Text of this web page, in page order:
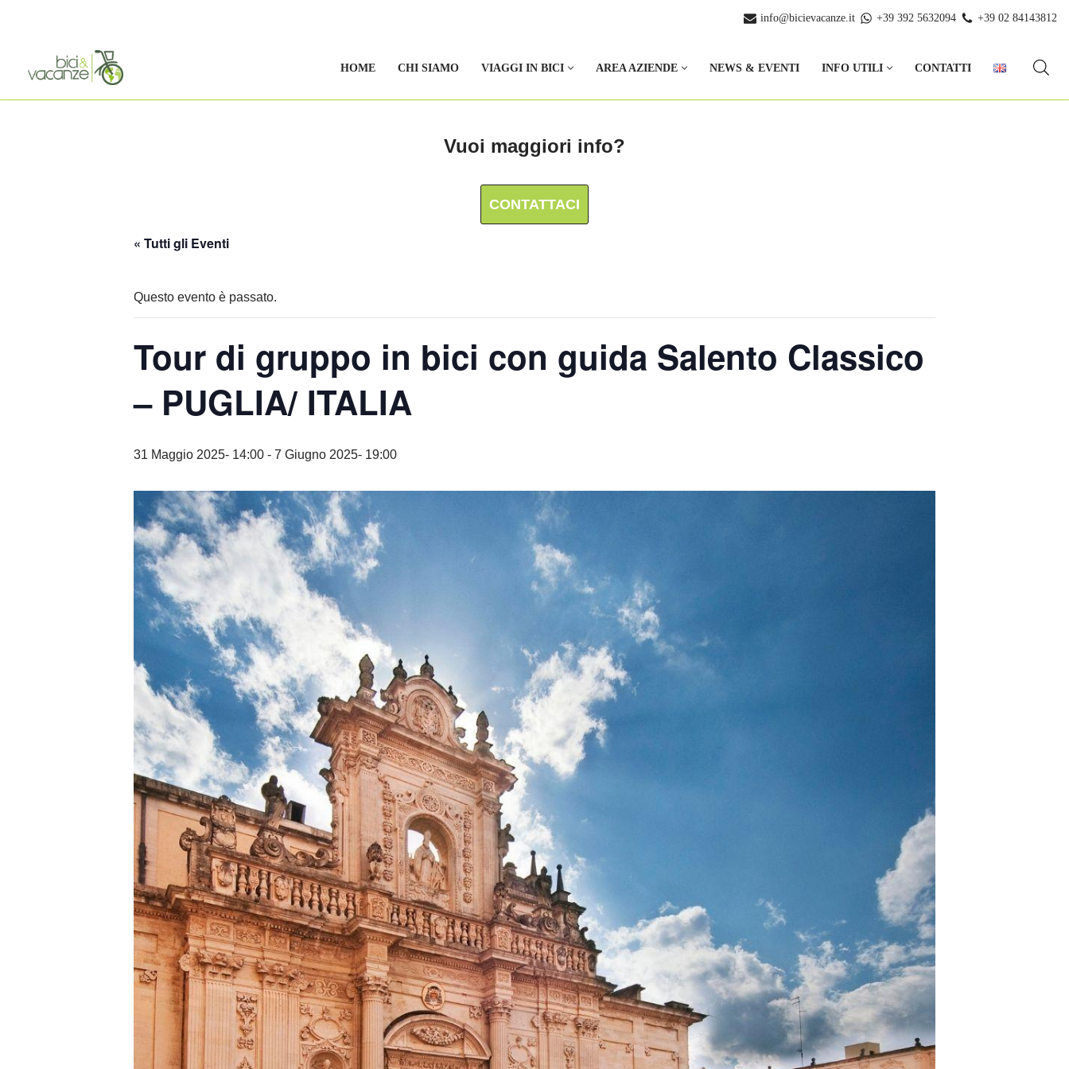
info@bicievacanze.it +39 392 5632094 +39 02 84143812
HOME CHI SIAMO VIAGGI IN BICI AREA AZIENDE NEWS & EVENTI INFO UTILI CONTATTI
Vuoi maggiori info?
CONTATTACI
« Tutti gli Eventi
Questo evento è passato.
Tour di gruppo in bici con guida Salento Classico
– PUGLIA/ ITALIA
31 Maggio 2025- 14:00 - 7 Giugno 2025- 19:00